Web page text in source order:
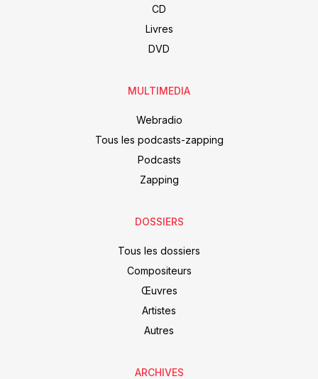
CD
Livres
DVD
MULTIMEDIA
Webradio
Tous les podcasts-zapping
Podcasts
Zapping
DOSSIERS
Tous les dossiers
Compositeurs
Œuvres
Artistes
Autres
ARCHIVES